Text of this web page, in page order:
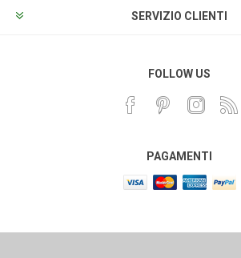
SERVIZIO CLIENTI
FOLLOW US
PAGAMENTI